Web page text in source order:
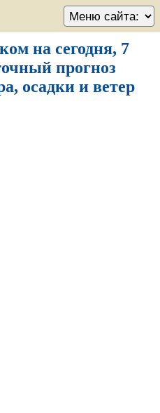
на сегодня, 7
прогноз
осадки и ветер